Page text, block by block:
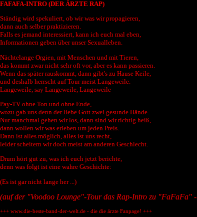
FAFAFA-INTRO (DER ÄRZTE RAP)
Ständig wird spekuliert, ob wir was wir propagieren,
dann auch selber praktizieren.
Falls es jemand interessiert, kann ich euch mal eben,
Informationen geben über unser Sexualleben.
Nächtelange Orgien, mit Menschen und mit Tieren,
das kommt zwar nicht sehr oft vor, aber es kann passieren.
Wenn das später rauskommt, dann gibt's zu Hause Keile,
und deshalb herrscht auf Tour meist Langeweile.
Langeweile, say Langeweile, Langeweile
Pay-TV ohne Ton und ohne Ende,
wozu gab uns denn der liebe Gott zwei gesunde Hände.
Nur manchmal gehen wir los, dann sind wir richtig heiß,
dann wollen wir was erleben um jeden Preis.
Dann ist alles möglich, alles ist uns recht,
leider scheitern wir doch meist am anderen Geschlecht.
Drum hört gut zu, was ich euch jetzt berichte,
denn was folgt ist eine wahre Geschichte:
(Es ist gar nicht lange her ...)
(auf der "Voodoo Lounge"-Tour das Rap-Intro zu "FaFaFa" -
+++ www.die-beste-band-der-welt.de - die die ärzte Fanpage! +++